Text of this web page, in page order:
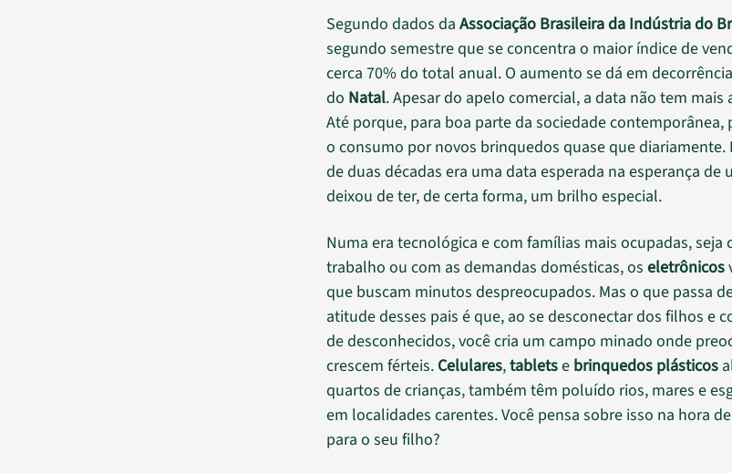
Segundo dados da Associação Brasileira da Indústria do
segundo semestre que se concentra o maior índice de
cerca 70% do total anual. O aumento se dá em
do Natal. Apesar do apelo comercial, a data não tem
Até porque, para boa parte da sociedade contemporânea,
o consumo por novos brinquedos quase que diariamente.
de duas décadas era uma data esperada na esperança de
deixou de ter, de certa forma, um brilho especial.
Numa era tecnológica e com famílias mais ocupadas, seja
trabalho ou com as demandas domésticas, os eletrônicos
que buscam minutos despreocupados. Mas o que passa
atitude desses pais é que, ao se desconectar dos filhos e
de desconhecidos, você cria um campo minado onde
crescem férteis. Celulares,tabletse brinquedos plásticos
quartos de crianças, também têm poluído rios, mares e
em localidades carentes. Você pensa sobre isso na hora
para o seu filho?